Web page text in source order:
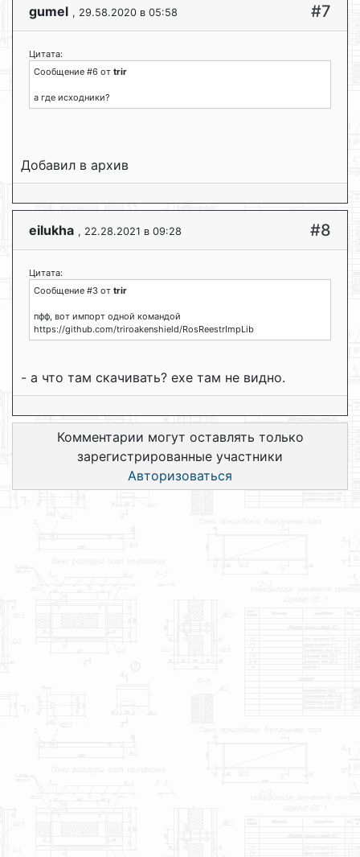
gumel , 29.58.2020 в 05:58 #7
Цитата:
Сообщение #6 от trir
а где исходники?
Добавил в архив
eilukha , 22.28.2021 в 09:28 #8
Цитата:
Сообщение #3 от trir
пфф, вот импорт одной командой
https://github.com/triroakenshield/RosReestrImpLib
- а что там скачивать? exe там не видно.
Комментарии могут оставлять только
зарегистрированные участники
Авторизоваться